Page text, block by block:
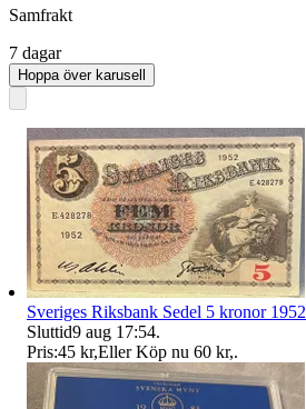
Samfrakt
7 dagar
Hoppa över karusell
Sveriges Riksbank Sedel 5 kronor 1952
Sluttid9 aug 17:54.
Pris:45 kr,Eller Köp nu 60 kr,.